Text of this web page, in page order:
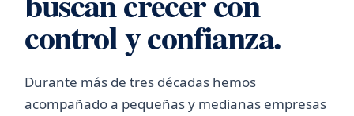
control y confianza.
Durante más de tres décadas hemos
acompañado a pequeñas y medianas empresas